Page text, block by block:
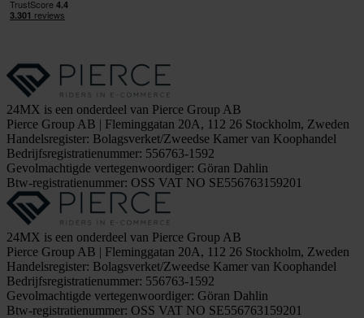
24MX is een onderdeel van Pierce Group AB
Pierce Group AB | Fleminggatan 20A, 112 26 Stockholm, Zweden
Handelsregister: Bolagsverket/Zweedse Kamer van Koophandel
Bedrijfsregistratienummer: 556763-1592
Gevolmachtigde vertegenwoordiger: Göran Dahlin
Btw-registratienummer: OSS VAT NO SE556763159201
24MX is een onderdeel van Pierce Group AB
Pierce Group AB | Fleminggatan 20A, 112 26 Stockholm, Zweden
Handelsregister: Bolagsverket/Zweedse Kamer van Koophandel
Bedrijfsregistratienummer: 556763-1592
Gevolmachtigde vertegenwoordiger: Göran Dahlin
Btw-registratienummer: OSS VAT NO SE556763159201